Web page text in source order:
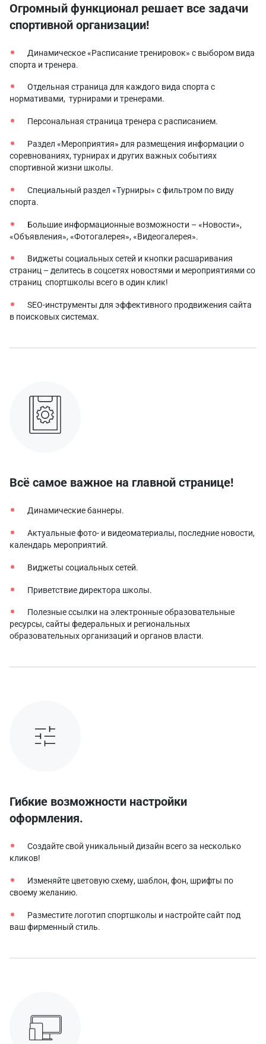
Огромный функционал решает все задачи
спортивной организации!
Динамическое «Расписание тренировок» с выбором вида
спорта и тренера.
Отдельная страница для каждого вида спорта с
нормативами, турнирами и тренерами.
Персональная страница тренера с расписанием.
Раздел «Мероприятия» для размещения информации о
соревнованиях, турнирах и других важных событиях
спортивной жизни школы.
Специальный раздел «Турниры» с фильтром по виду
спорта.
Большие информационные возможности – «Новости»,
«Объявления», «Фотогалерея», «Видеогалерея».
Виджеты социальных сетей и кнопки расшаривания
страниц – делитесь в соцсетях новостями и мероприятиями со
страниц спортшколы всего в один клик!
SEO-инструменты для эффективного продвижения сайта
в поисковых системах.
Всё самое важное на главной странице!
Динамические баннеры.
Актуальные фото- и видеоматериалы, последние новости,
календарь мероприятий.
Виджеты социальных сетей.
Приветствие директора школы.
Полезные ссылки на электронные образовательные
ресурсы, сайты федеральных и региональных
образовательных организаций и органов власти.
Гибкие возможности настройки
оформления.
Создайте свой уникальный дизайн всего за несколько
кликов!
Изменяйте цветовую схему, шаблон, фон, шрифты по
своему желанию.
Разместите логотип спортшколы и настройте сайт под
ваш фирменный стиль.